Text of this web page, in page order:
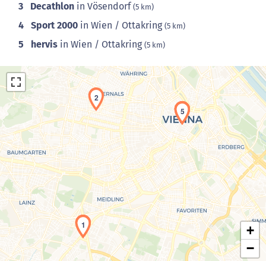
3 Decathlon in Vösendorf(5 km)
4 Sport 2000 in Wien / Ottakring (5 km)
5 hervis in Wien / Ottakring (5 km)
Laden der Karte...
1
2
3
4
5
+
−